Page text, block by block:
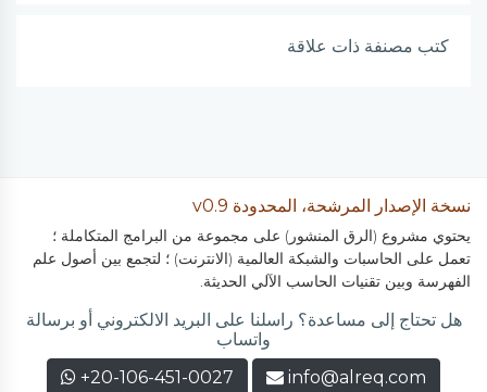
كتب مصنفة ذات علاقة
نسخة الإصدار المرشحة، المحدودة v0.9
يحتوي مشروع (الرق المنشور) على مجموعة من البرامج المتكاملة ؛
تعمل على الحاسبات والشبكة العالمية (الانترنت) ؛ لتجمع بين أصول علم
الفهرسة وبين تقنيات الحاسب الآلي الحديثة.
هل تحتاج إلى مساعدة؟ راسلنا على البريد الالكتروني أو برسالة
واتساب
info@alreq.com
+20-106-451-0027